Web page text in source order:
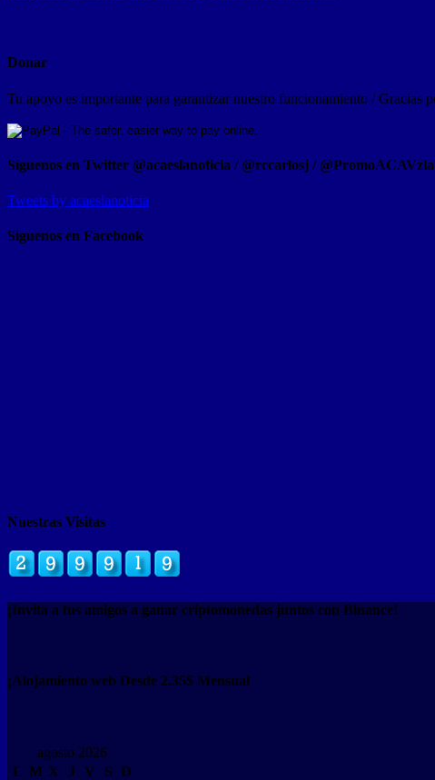
Donar
Tu apoyo es importante para garantizar nuestro funcionamiento /
Síguenos en Twitter @acaeslanoticia / @rccarlosj / @PromoACAVzla
Tweets by acaeslanoticia
Siguenos en Facebook
Nuestras Visitas
¡Invita a tus amigos a ganar criptomonedas juntos con Binance!
¡Alojamiento web Desde 2.35$ Mensual
agosto 2026
L M X J V S D